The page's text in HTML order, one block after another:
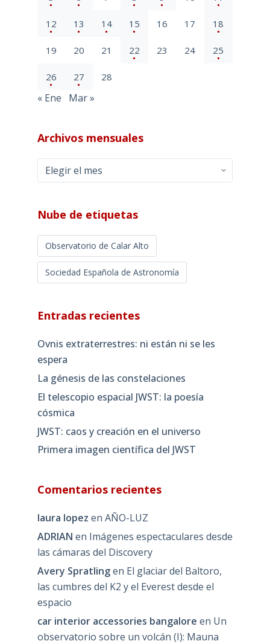
12 13 14 15 16 17 18
19 20 21 22 23 24 25
26 27 28
« Ene Mar »
Archivos mensuales
Archivos
mensuales
Nube de etiquetas
Observatorio de Calar Alto
Sociedad Española de Astronomía
Entradas recientes
Ovnis extraterrestres: ni están ni se les
espera
La génesis de las constelaciones
El telescopio espacial JWST: la poesía
cósmica
JWST: caos y creación en el universo
Primera imagen científica del JWST
Comentarios recientes
laura lopez en AÑO-LUZ
ADRIAN en Imágenes espectaculares desde
las cámaras del Discovery
Avery Spratlingen El glaciar del Baltoro,
las cumbres del K2 y el Everest desde el
espacio
car interior accessories bangalore en Un
observatorio sobre un volcán (I): Mauna